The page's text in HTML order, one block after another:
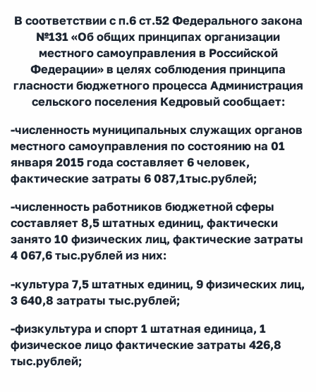
В соответствии с п.6 ст.52 Федерального закона
№131 «Об общих принципах организации
местного самоуправления в Российской
Федерации» в целях соблюдения принципа
гласности бюджетного процесса Администрация
сельского поселения Кедровый сообщает:
-численность муниципальных служащих органов
местного самоуправления по состоянию на 01
января 2015 года составляет 6 человек,
фактические затраты 6 087,1тыс.рублей;
-численность работников бюджетной сферы
составляет 8,5 штатных единиц, фактически
занято 10 физических лиц, фактические затраты
4 067,6 тыс.рублей из них:
-культура 7,5 штатных единиц, 9 физических лиц,
3 640,8 затраты тыс.рублей;
-физкультура и спорт 1 штатная единица, 1
физическое лицо фактические затраты 426,8
тыс.рублей;